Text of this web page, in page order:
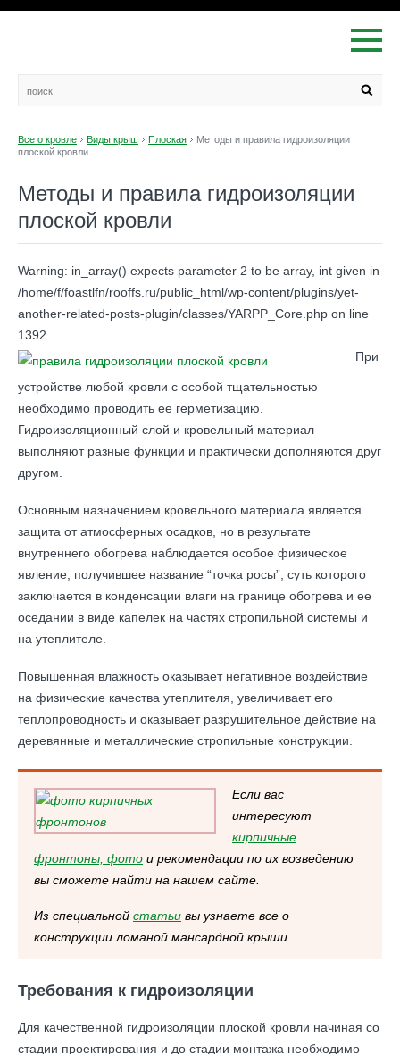
Все о кровле Виды крыш Плоская
Методы и правила гидроизоляции
плоской кровли
Методы и правила гидроизоляции
плоской кровли
Warning: in_array() expects parameter 2 to be array, int given in
/home/f/foastlfn/rooffs.ru/public_html/wp-content/plugins/yet-
another-related-posts-plugin/classes/YARPP_Core.php on line
1392
При
устройстве любой кровли с особой тщательностью
необходимо проводить ее герметизацию.
Гидроизоляционный слой и кровельный материал
выполняют разные функции и практически дополняются друг
другом.
Основным назначением кровельного материала является
защита от атмосферных осадков, но в результате
внутреннего обогрева наблюдается особое физическое
явление, получившее название “точка росы”, суть которого
заключается в конденсации влаги на границе обогрева и ее
оседании в виде капелек на частях стропильной системы и
на утеплителе.
Повышенная влажность оказывает негативное воздействие
на физические качества утеплителя, увеличивает его
теплопроводность и оказывает разрушительное действие на
деревянные и металлические стропильные конструкции.
Если вас
интересуют
кирпичные
фронтоны, фото и рекомендации по их возведению
вы сможете найти на нашем сайте.
Из специальной статьи вы узнаете все о
конструкции ломаной мансардной крыши.
Требования к гидроизоляции
Для качественной гидроизоляции плоской кровли начиная со
стадии проектирования и до стадии монтажа необходимо